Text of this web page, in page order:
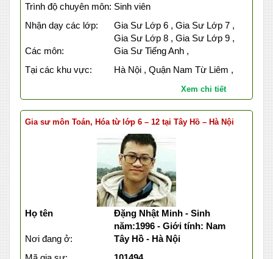
Trình độ chuyên môn: Sinh viên
Nhận dạy các lớp:
Gia Sư Lớp 6 , Gia Sư Lớp 7 ,
Gia Sư Lớp 8 , Gia Sư Lớp 9 ,
Các môn:
Gia Sư Tiếng Anh ,
Tại các khu vực:
Hà Nội , Quận Nam Từ Liêm ,
Xem chi tiết
Gia sư môn Toán, Hóa từ lớp 6 – 12 tại Tây Hồ – Hà Nội
Họ tên
Đặng Nhật Minh - Sinh
năm:1996 - Giới tính: Nam
Nơi đang ở:
Tây Hồ - Hà Nội